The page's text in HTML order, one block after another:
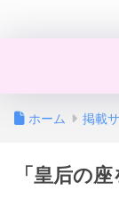
ホーム 掲載
「皇后の